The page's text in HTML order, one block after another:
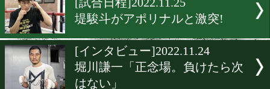
チャンピオンになる」
ー]2022.11.30
晝田瑞希「ボクシングに飢